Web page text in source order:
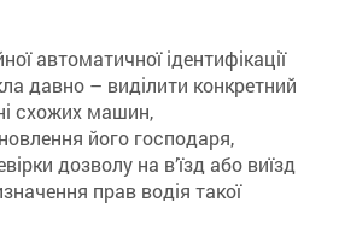
автоматичної ідентифікації
давно – виділити конкретний
схожих машин,
його господаря,
дозволу на в’їзд або виїзд
прав водія такої